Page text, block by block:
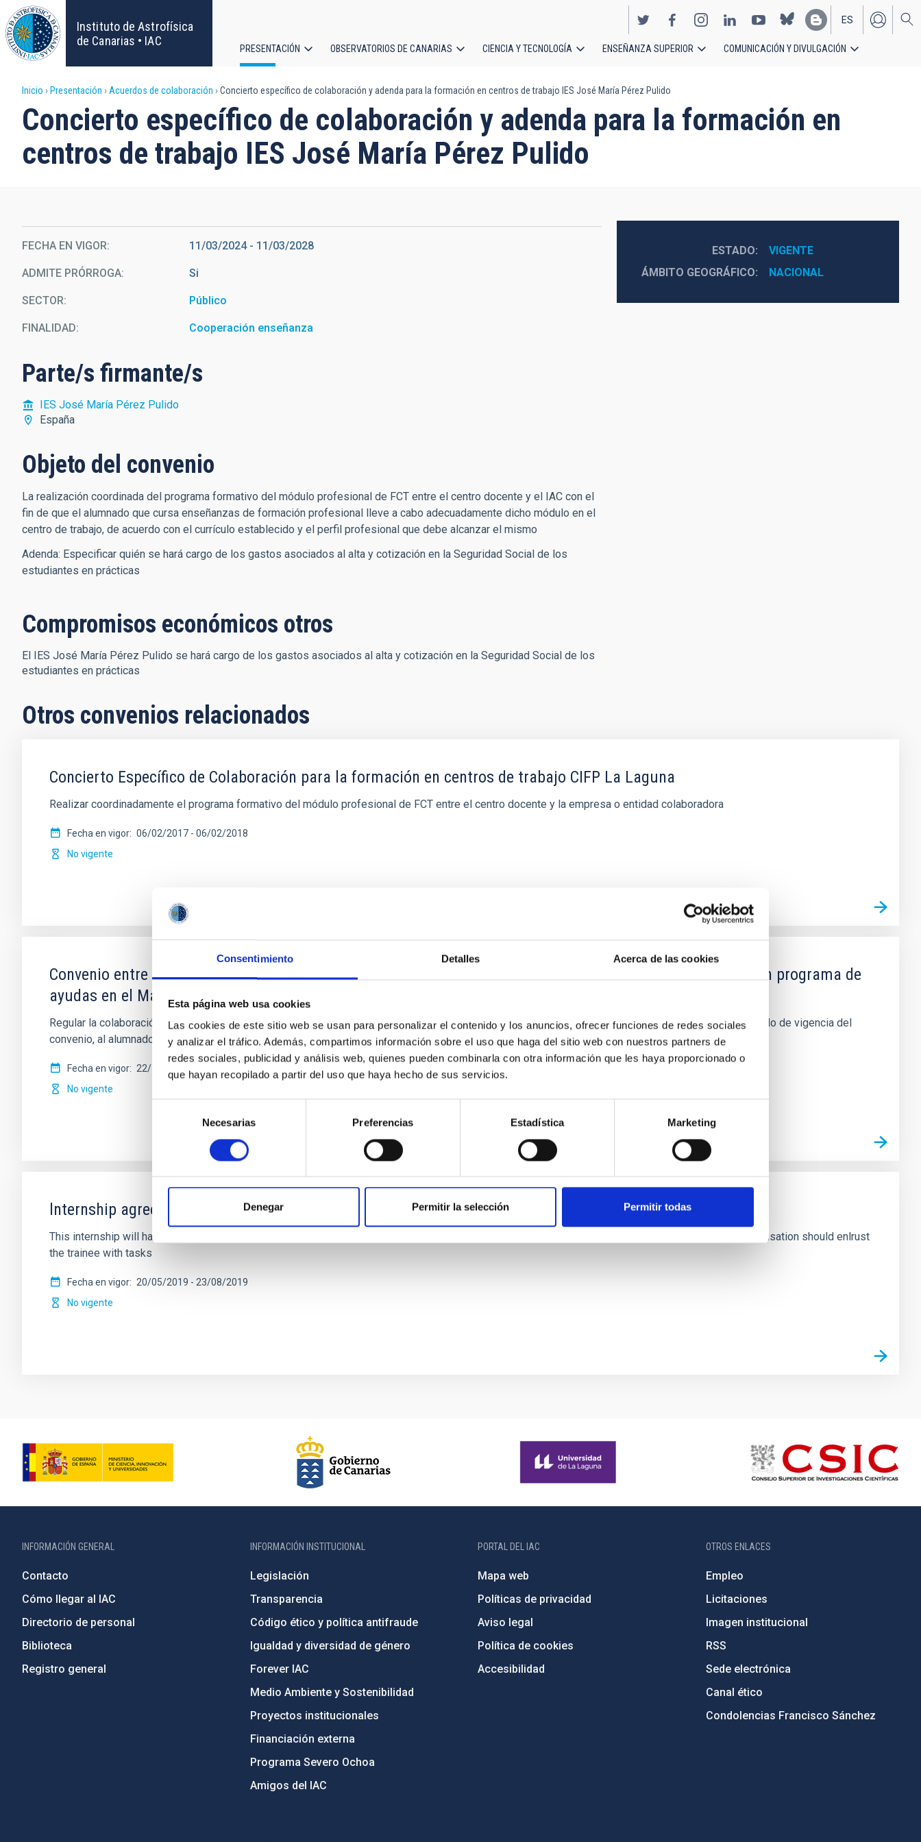
Consentimiento Detalles Acerca de las cookies
Esta página web usa cookies
Las cookies de este sitio web se usan para personalizar el contenido y los anuncios, ofrecer funciones de redes sociales
y analizar el tráfico. Además, compartimos información sobre el uso que haga del sitio web con nuestros partners de
redes sociales, publicidad y análisis web, quienes pueden combinarla con otra información que les haya proporcionado o
que hayan recopilado a partir del uso que haya hecho de sus servicios.
consentimiento
Necesarias Preferencias Estadística Marketing
Denegar Permitir la selección Permitir todas
Pasar
al
contenido
principal
Instituto de Astrofísica
de Canarias • IAC
EN
ES
Navegación
principal
PRESENTACIÓN OBSERVATORIOS DE CANARIAS CIENCIA Y TECNOLOGÍA ENSEÑANZA SUPERIOR COMUNICACIÓN Y DIVULGACIÓN
Sobrescribir
enlaces
de
a
la
navegación
Inicio Presentación Acuerdos de colaboración Concierto específico de colaboración y adenda para la formación en centros de trabajo IES José María Pérez Pulido
Concierto específico de colaboración y adenda para la formación en
centros de trabajo IES José María Pérez Pulido
FECHA EN VIGOR 11/03/2024- 11/03/2028
ADMITE PRÓRROGA Si
SECTOR Público
FINALIDAD Cooperación enseñanza
Parte/s firmante/s
IES José María Pérez Pulido
España
Objeto del convenio
La realización coordinada del programa formativo del módulo profesional de FCT entre el centro docente y el IAC con el
fin de que el alumnado que cursa enseñanzas de formación profesional lleve a cabo adecuadamente dicho módulo en el
centro de trabajo, de acuerdo con el currículo establecido y el perfil profesional que debe alcanzar el mismo
Adenda: Especificar quién se hará cargo de los gastos asociados al alta y cotización en la Seguridad Social de los
estudiantes en prácticas
Compromisos económicos otros
El IES José María Pérez Pulido se hará cargo de los gastos asociados al alta y cotización en la Seguridad Social de los
estudiantes en prácticas
ESTADO
VIGENTE
ÁMBITO GEOGRÁFICO
NACIONAL
Otros convenios relacionados
Concierto Específico de Colaboración para la formación en centros de trabajo CIFP La Laguna
Realizar coordinadamente el programa formativo del módulo profesional de FCT entre el centro docente y la empresa o entidad colaboradora
Fecha en vigor 06/02/2017 - 06/02/2018
No vigente
Convenio entre el Instituto de Astrofísica de Canarias y la Universidad de La Laguna para el desarrollo de un programa de
ayudas en el Máster de Astrofísica
Regular la colaboración entre las partes firmantes para el desarrollo de un programa de ayudas destinado, en cada curso académico y durante el periodo de vigencia del
convenio, al alumnado que se
Fecha en vigor 22/10/2019 -
No vigente
lnternship agreement between The Haute école des art du Rhin and lnstituto de Astrofísica de Canarias
This internship will have as main aim to ensure the practical application of the teaching provided by The Haute école des art du Rhin. The hosting organisation should enlrust
the trainee with tasks
Fecha en vigor 20/05/2019 - 23/08/2019
No vigente
INFORMACIÓN GENERAL
Contacto
Cómo llegar al IAC
Directorio de personal
Biblioteca
Registro general
INFORMACIÓN INSTITUCIONAL
Legislación
Transparencia
Código ético y política antifraude
Igualdad y diversidad de género
Forever IAC
Medio Ambiente y Sostenibilidad
Proyectos institucionales
Financiación externa
Programa Severo Ochoa
Amigos del IAC
PORTAL DEL IAC
Mapa web
Políticas de privacidad
Aviso legal
Política de cookies
Accesibilidad
OTROS ENLACES
Empleo
Licitaciones
Imagen institucional
RSS
Sede electrónica
Canal ético
Condolencias Francisco Sánchez